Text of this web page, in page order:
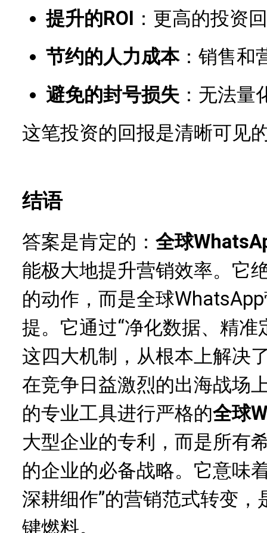
提升的ROI ：更高的投资
节约的人力成本：销售和
避免的封号损失 ：无法
这笔投资的回报是清晰可见
结语
答案是肯定的： 全球
能极大地提升营销效率。它
的动作，而是全球
提。它通过“净化数据、精
这四大机制，从根本上解决
在竞争日益激烈的出海战场
的专业工具进行严格的全球
大型企业的专利，而是所有
的企业的必备战略。它意味
深耕细作”的营销范式转变
键燃料。